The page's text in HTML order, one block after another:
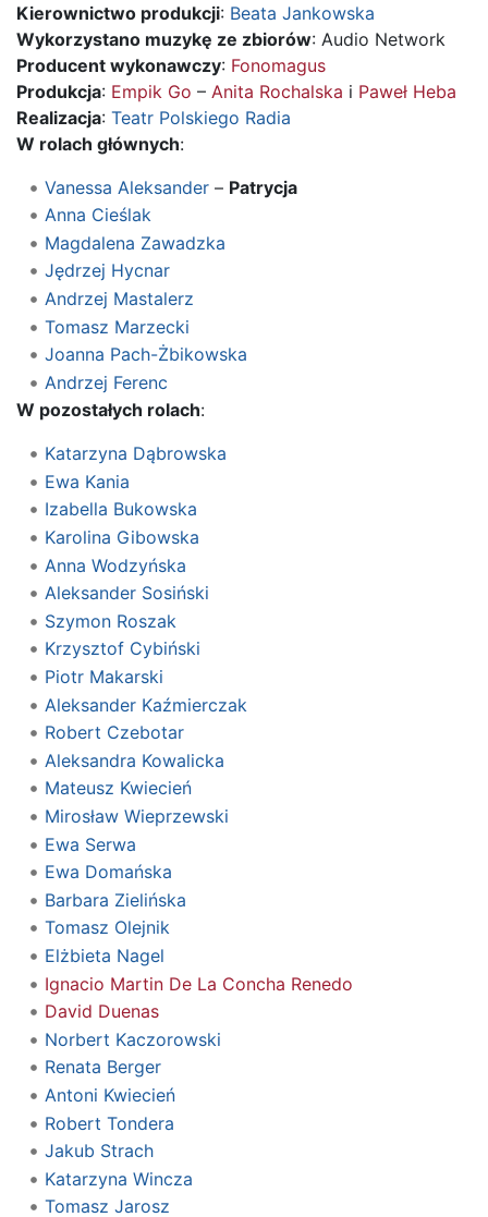
Kierownictwo produkcji: Beata Jankowska
Wykorzystano muzykę ze zbiorów: Audio Network
Producent wykonawczy: Fonomagus
Produkcja: Empik Go – Anita Rochalska i Paweł Heba
Realizacja: Teatr Polskiego Radia
W rolach głównych:
Vanessa Aleksander– Patrycja
Anna Cieślak
Magdalena Zawadzka
Jędrzej Hycnar
Andrzej Mastalerz
Tomasz Marzecki
Joanna Pach-Żbikowska
Andrzej Ferenc
W pozostałych rolach:
Katarzyna Dąbrowska
Ewa Kania
Izabella Bukowska
Karolina Gibowska
Anna Wodzyńska
Aleksander Sosiński
Szymon Roszak
Krzysztof Cybiński
Piotr Makarski
Aleksander Kaźmierczak
Robert Czebotar
Aleksandra Kowalicka
Mateusz Kwiecień
Mirosław Wieprzewski
Ewa Serwa
Ewa Domańska
Barbara Zielińska
Tomasz Olejnik
Elżbieta Nagel
Ignacio Martin De La Concha Renedo
David Duenas
Norbert Kaczorowski
Renata Berger
Antoni Kwiecień
Robert Tondera
Jakub Strach
Katarzyna Wincza
Tomasz Jarosz